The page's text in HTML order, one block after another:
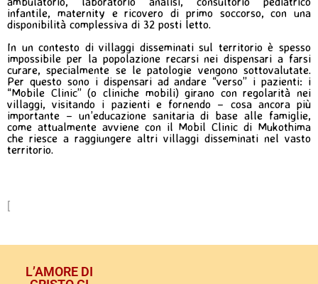
infantile, maternity e ricovero di primo soccorso, con una
disponibilità complessiva di 32 posti letto.
In un contesto di villaggi disseminati sul territorio è spesso
impossibile per la popolazione recarsi nei dispensari a farsi
curare, specialmente se le patologie vengono sottovalutate.
Per questo sono i dispensari ad andare “verso” i pazienti: i
“Mobile Clinic” (o cliniche mobili) girano con regolarità nei
villaggi, visitando i pazienti e fornendo – cosa ancora più
importante – un’educazione sanitaria di base alle famiglie,
come attualmente avviene con il Mobil Clinic di Mukothima
che riesce a raggiungere altri villaggi disseminati nel vasto
territorio.
[
L’AMORE DI